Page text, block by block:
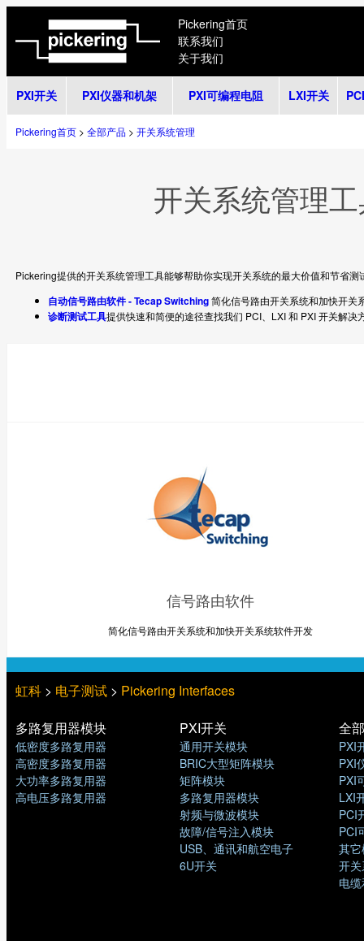
Pickering首页
联系我们
关于我们
PXI开关 PXI仪器和机架 PXI可编程电阻 LXI开关
Pickering首页 > 全部产品 > 开关系统管理
开关系统管理
Pickering提供的开关系统管理工具能够帮助你实现开关系统的最大价值和节省测
自动信号路由软件 - Tecap Switching简化信号路由开关系统和加快开关
诊断测试工具提供快速和简便的途径查找我们 PCI、LXI 和 PXI 开关解决
信号路由软件
简化信号路由开关系统和加快开关系统软件开发
虹科 > 电子测试 > Pickering Interfaces
多路复用器模块
低密度多路复用器
高密度多路复用器
大功率多路复用器
高电压多路复用器
PXI开关
通用开关模块
BRIC大型矩阵模块
矩阵模块
多路复用器模块
射频与微波模块
故障/信号注入模块
USB、通讯和航空电子
6U开关
全
PXI
PXI
PXI
LXI
PCI
PCI
其
开
电